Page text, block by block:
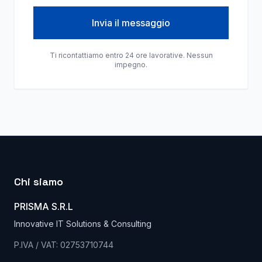
Invia il messaggio
Ti ricontattiamo entro 24 ore lavorative. Nessun
impegno.
Chi siamo
PRISMA S.R.L
Innovative IT Solutions & Consulting
P.IVA / VAT: 02753710744